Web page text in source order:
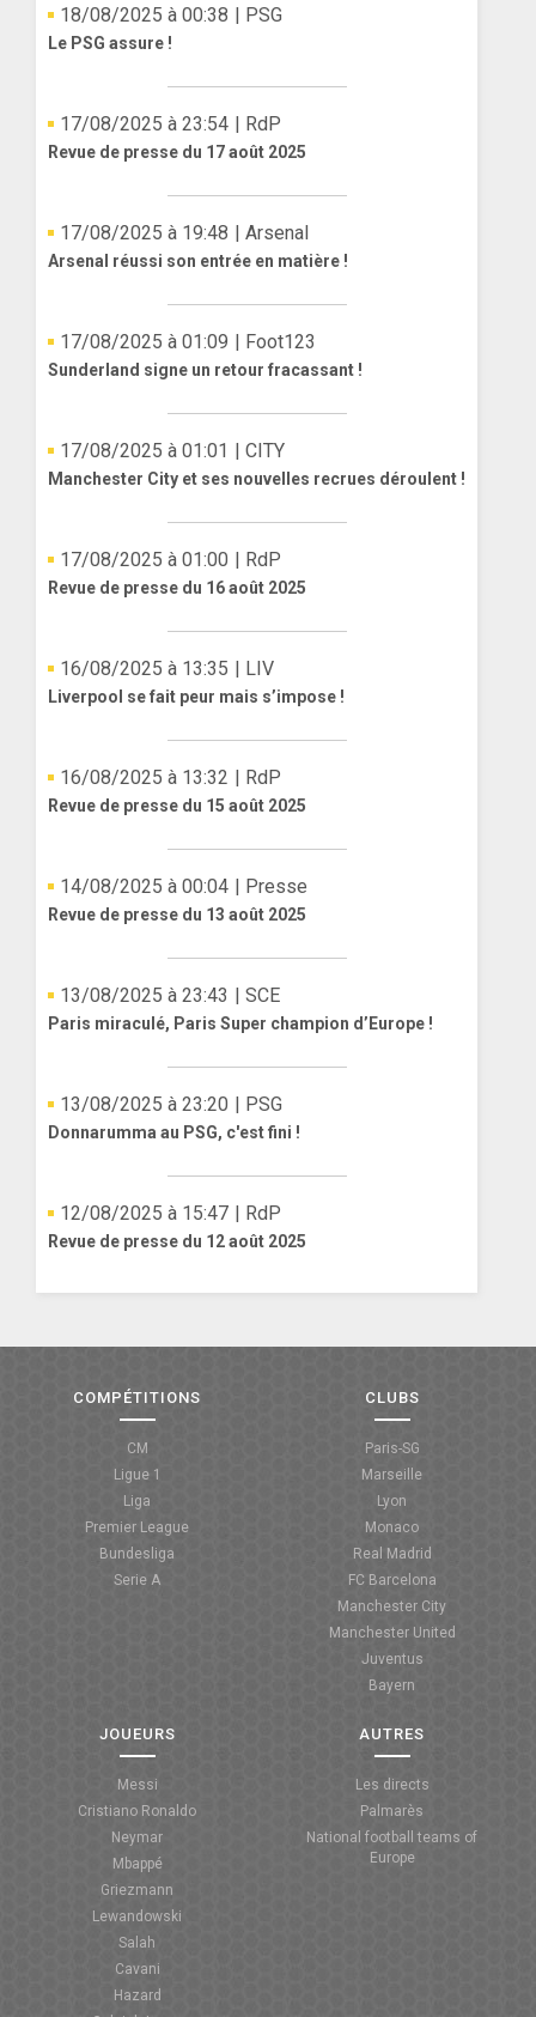
18/08/2025 à 00:38 | PSG
Le PSG assure !
17/08/2025 à 23:54 | RdP
Revue de presse du 17 août 2025
17/08/2025 à 19:48 | Arsenal
Arsenal réussi son entrée en matière !
17/08/2025 à 01:09 | Foot123
Sunderland signe un retour fracassant !
17/08/2025 à 01:01 | CITY
Manchester City et ses nouvelles recrues déroulent !
17/08/2025 à 01:00 | RdP
Revue de presse du 16 août 2025
16/08/2025 à 13:35 | LIV
Liverpool se fait peur mais s’impose !
16/08/2025 à 13:32 | RdP
Revue de presse du 15 août 2025
14/08/2025 à 00:04 | Presse
Revue de presse du 13 août 2025
13/08/2025 à 23:43 | SCE
Paris miraculé, Paris Super champion d’Europe !
13/08/2025 à 23:20 | PSG
Donnarumma au PSG, c'est fini !
12/08/2025 à 15:47 | RdP
Revue de presse du 12 août 2025
COMPÉTITIONS
CM
Ligue 1
Liga
Premier League
Bundesliga
Serie A
CLUBS
Paris-SG
Marseille
Lyon
Monaco
Real Madrid
FC Barcelona
Manchester City
Manchester United
Juventus
Bayern
JOUEURS
Messi
Cristiano Ronaldo
Neymar
Mbappé
Griezmann
Lewandowski
Salah
Cavani
Hazard
AUTRES
Les directs
Palmarès
National football teams of
Europe